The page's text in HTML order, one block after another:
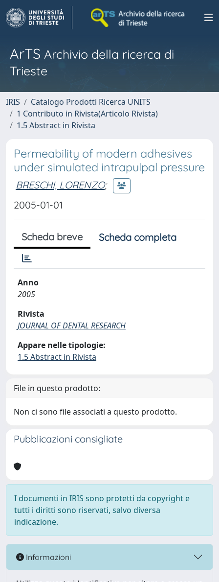
ArTS Archivio della ricerca di
Trieste
IRIS
Catalogo Prodotti Ricerca UNITS
1 Contributo in Rivista(Articolo Rivista)
1.5 Abstract in Rivista
Permeability of modern adhesives
under simulated intrapulpal pressure
BRESCHI, LORENZO;
2005-01-01
Scheda breve Scheda completa
Anno
2005
Rivista
JOURNAL OF DENTAL RESEARCH
Appare nelle tipologie:
1.5 Abstract in Rivista
File in questo prodotto:
Non ci sono file associati a questo prodotto.
Pubblicazioni consigliate
I documenti in IRIS sono protetti da copyright e
tutti i diritti sono riservati, salvo diversa
indicazione.
Informazioni